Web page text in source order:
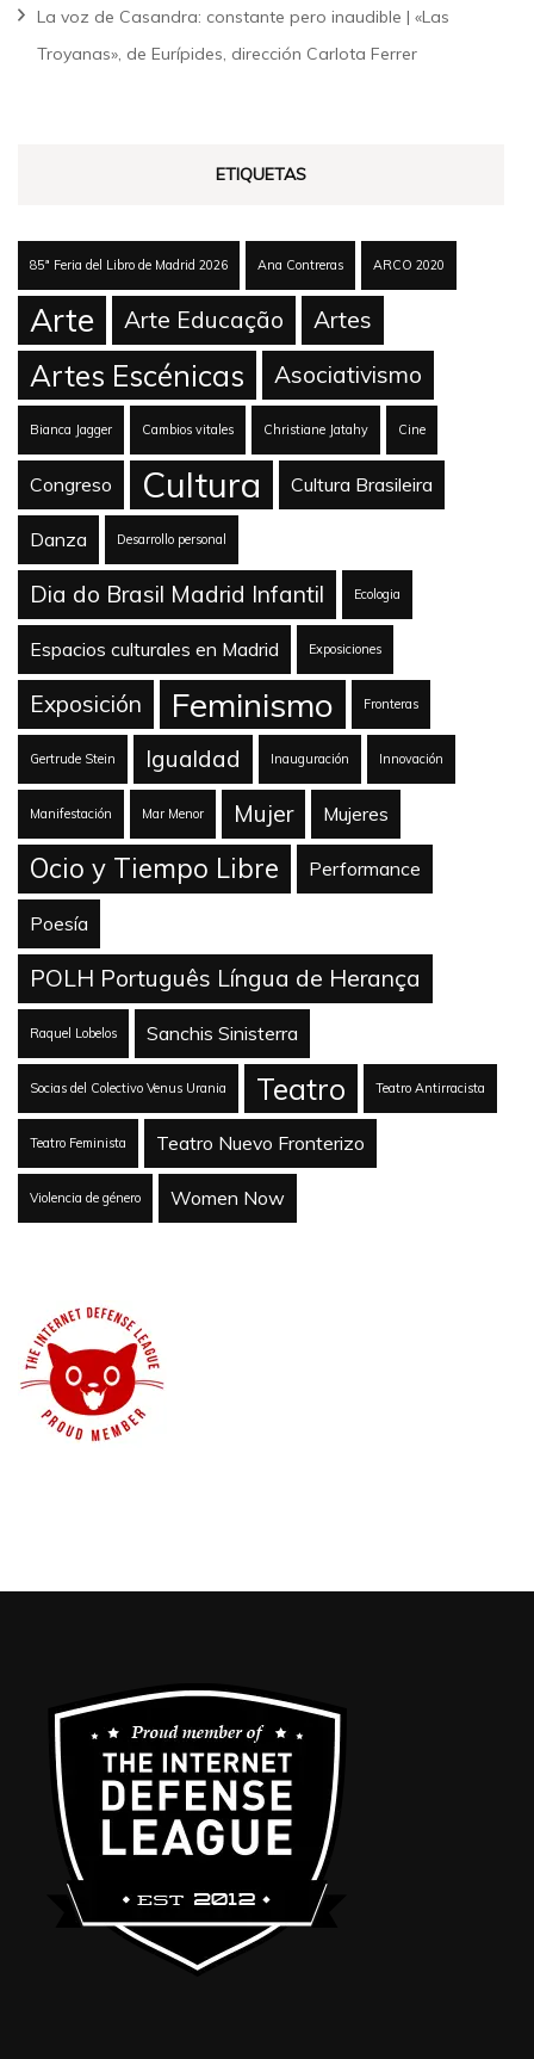
La voz de Casandra: constante pero inaudible | «Las
Troyanas», de Eurípides, dirección Carlota Ferrer
ETIQUETAS
85ª Feria del Libro de Madrid 2026 Ana Contreras ARCO 2020
Arte Arte Educação Artes
Artes Escénicas Asociativismo
Bianca Jagger Cambios vitales Christiane Jatahy Cine
Congreso Cultura Cultura Brasileira
Danza Desarrollo personal
Dia do Brasil Madrid Infantil Ecologia
Espacios culturales en Madrid Exposiciones
Exposición Feminismo Fronteras
Gertrude Stein Igualdad Inauguración Innovación
Manifestación Mar Menor Mujer Mujeres
Ocio y Tiempo Libre Performance
Poesía
POLH Português Língua de Herança
Raquel Lobelos Sanchis Sinisterra
Socias del Colectivo Venus Urania Teatro Teatro Antirracista
Teatro Feminista Teatro Nuevo Fronterizo
Violencia de género Women Now